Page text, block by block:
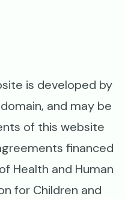
is developed by
and may be
of this website
financed
Health and Human
for Children and